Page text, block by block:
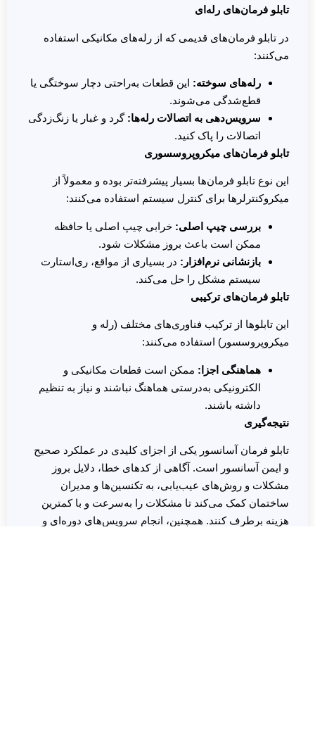
تابلو فرمان‌های رله‌ای
در تابلو فرمان‌های قدیمی که از رله‌های مکانیکی استفاده
می‌کنند:
رله‌های سوخته: این قطعات به‌راحتی دچار سوختگی یا
قطع‌شدگی می‌شوند.
سرویس‌دهی به اتصالات رله‌ها: گرد و غبار یا زنگ‌زدگی
اتصالات را پاک کنید.
تابلو فرمان‌های میکروپروسسوری
این نوع تابلو فرمان‌ها بسیار پیشرفته‌تر بوده و معمولاً از
میکروکنترلرها برای کنترل سیستم استفاده می‌کنند:
بررسی چیپ اصلی: خرابی چیپ اصلی یا حافظه
ممکن است باعث بروز مشکلات شود.
بازنشانی نرم‌افزار : در بسیاری از مواقع، ری‌استارت
سیستم مشکل را حل می‌کند.
تابلو فرمان‌های ترکیبی
این تابلوها از ترکیب فناوری‌های مختلف (رله و
میکروپروسسور) استفاده می‌کنند:
هماهنگی اجزا : ممکن است قطعات مکانیکی و
الکترونیکی به‌درستی هماهنگ نباشند و نیاز به تنظیم
داشته باشند.
نتیجه‌گیری
تابلو فرمان آسانسور یکی از اجزای کلیدی در عملکرد صحیح
و ایمن آسانسور است. آگاهی از کدهای خطا، دلایل بروز
مشکلات و روش‌های عیب‌یابی، به تکنسین‌ها و مدیران
ساختمان کمک می‌کند تا مشکلات را به‌سرعت و با کمترین
هزینه برطرف کنند. همچنین، انجام سرویس‌های دوره‌ای و